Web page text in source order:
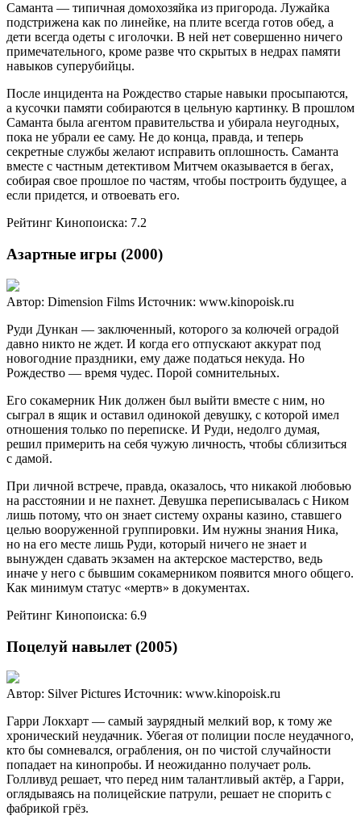
Саманта — типичная домохозяйка из пригорода. Лужайка
подстрижена как по линейке, на плите всегда готов обед, а
дети всегда одеты с иголочки. В ней нет совершенно ничего
примечательного, кроме разве что скрытых в недрах памяти
навыков суперубийцы.
После инцидента на Рождество старые навыки просыпаются,
а кусочки памяти собираются в цельную картинку. В прошлом
Саманта была агентом правительства и убирала неугодных,
пока не убрали ее саму. Не до конца, правда, и теперь
секретные службы желают исправить оплошность. Саманта
вместе с частным детективом Митчем оказывается в бегах,
собирая свое прошлое по частям, чтобы построить будущее, а
если придется, и отвоевать его.
Рейтинг Кинопоиска: 7.2
Азартные игры (2000)
Автор: Dimension Films Источник: www.kinopoisk.ru
Руди Дункан — заключенный, которого за колючей оградой
давно никто не ждет. И когда его отпускают аккурат под
новогодние праздники, ему даже податься некуда. Но
Рождество — время чудес. Порой сомнительных.
Его сокамерник Ник должен был выйти вместе с ним, но
сыграл в ящик и оставил одинокой девушку, с которой имел
отношения только по переписке. И Руди, недолго думая,
решил примерить на себя чужую личность, чтобы сблизиться
с дамой.
При личной встрече, правда, оказалось, что никакой любовью
на расстоянии и не пахнет. Девушка переписывалась с Ником
лишь потому, что он знает систему охраны казино, ставшего
целью вооруженной группировки. Им нужны знания Ника,
но на его месте лишь Руди, который ничего не знает и
вынужден сдавать экзамен на актерское мастерство, ведь
иначе у него с бывшим сокамерником появится много общего.
Как минимум статус «мертв» в документах.
Рейтинг Кинопоиска: 6.9
Поцелуй навылет (2005)
Автор: Silver Pictures Источник: www.kinopoisk.ru
Гарри Локхарт — самый заурядный мелкий вор, к тому же
хронический неудачник. Убегая от полиции после неудачного,
кто бы сомневался, ограбления, он по чистой случайности
попадает на кинопробы. И неожиданно получает роль.
Голливуд решает, что перед ним талантливый актёр, а Гарри,
оглядываясь на полицейские патрули, решает не спорить с
фабрикой грёз.